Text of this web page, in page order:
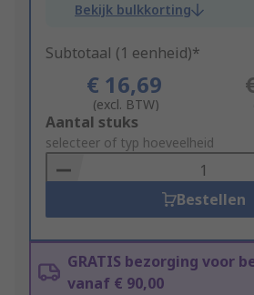
Bekijk bulkkorting
Subtotaal (1 eenheid)*
€ 16,69
(excl. BTW)
Add
to
Basket
Aantal stuks
selecteer of typ hoeveelheid
Bestellen
GRATIS bezorging voor
vanaf € 90,00